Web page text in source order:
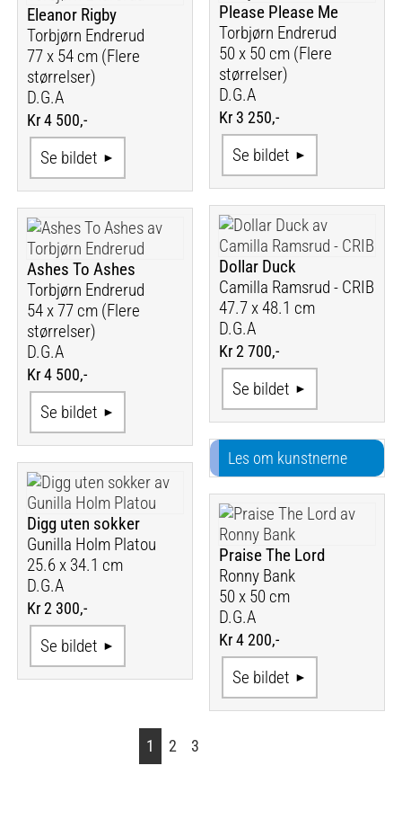
Please Please Me
Torbjørn Endrerud
50 x 50 cm (Flere
størrelser)
D.G.A
Kr 3 250,-
Se bildet
Eleanor Rigby
Torbjørn Endrerud
77 x 54 cm (Flere
størrelser)
D.G.A
Kr 4 500,-
Se bildet
Dollar Duck
Camilla Ramsrud - CRIB
47.7 x 48.1 cm
D.G.A
Kr 2 700,-
Se bildet
Ashes To Ashes
Torbjørn Endrerud
54 x 77 cm (Flere
størrelser)
D.G.A
Kr 4 500,-
Se bildet
Les om kunstnerne
Digg uten sokker
Gunilla Holm Platou
25.6 x 34.1 cm
D.G.A
Kr 2 300,-
Se bildet
Praise The Lord
Ronny Bank
50 x 50 cm
D.G.A
Kr 4 200,-
Se bildet
1 2 3